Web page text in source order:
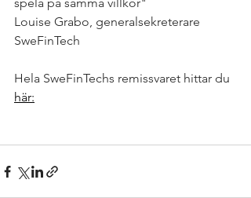
Louise Grabo, generalsekreterare
SweFinTech
Hela SweFinTechs remissvaret hittar du
här: